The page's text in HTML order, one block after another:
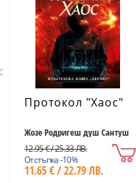
Протокол "Хаос"
Жозе Родригеш душ Сантуш
12.95 € / 25.33 ЛВ.
Отстъпка -10%
11.65 € / 22.79 ЛВ.